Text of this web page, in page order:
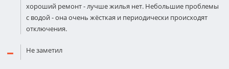
хороший ремонт - лучше жилья нет. Небольшие проблемы
с водой - она очень жёсткая и периодически происходят
отключения.
Не заметил